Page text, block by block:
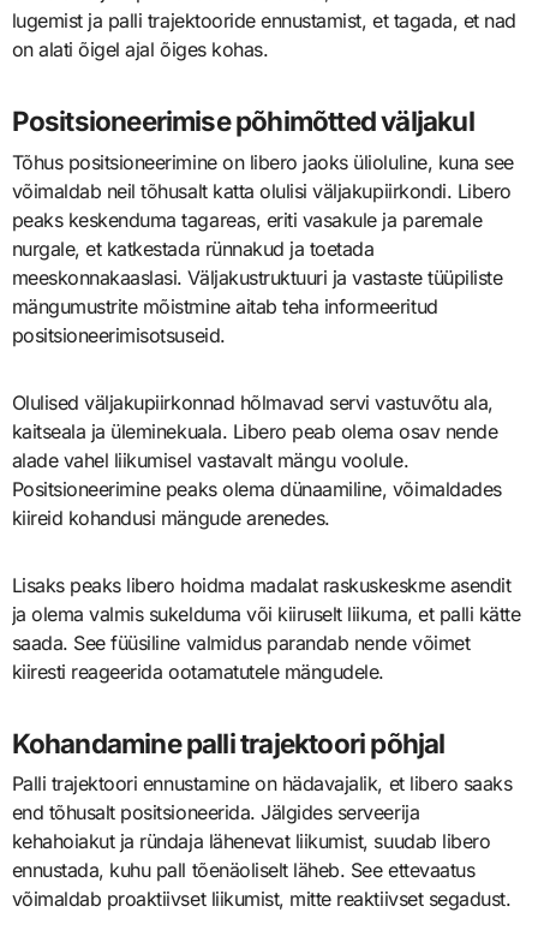
lugemist ja palli trajektooride ennustamist, et tagada, et nad
on alati õigel ajal õiges kohas.
Positsioneerimise põhimõtted väljakul
Tõhus positsioneerimine on libero jaoks ülioluline, kuna see
võimaldab neil tõhusalt katta olulisi väljakupiirkondi. Libero
peaks keskenduma tagareas, eriti vasakule ja paremale
nurgale, et katkestada rünnakud ja toetada
meeskonnakaaslasi. Väljakustruktuuri ja vastaste tüüpiliste
mängumustrite mõistmine aitab teha informeeritud
positsioneerimisotsuseid.
Olulised väljakupiirkonnad hõlmavad servi vastuvõtu ala,
kaitseala ja üleminekuala. Libero peab olema osav nende
alade vahel liikumisel vastavalt mängu voolule.
Positsioneerimine peaks olema dünaamiline, võimaldades
kiireid kohandusi mängude arenedes.
Lisaks peaks libero hoidma madalat raskuskeskme asendit
ja olema valmis sukelduma või kiiruselt liikuma, et palli kätte
saada. See füüsiline valmidus parandab nende võimet
kiiresti reageerida ootamatutele mängudele.
Kohandamine palli trajektoori põhjal
Palli trajektoori ennustamine on hädavajalik, et libero saaks
end tõhusalt positsioneerida. Jälgides serveerija
kehahoiakut ja ründaja lähenevat liikumist, suudab libero
ennustada, kuhu pall tõenäoliselt läheb. See ettevaatus
võimaldab proaktiivset liikumist, mitte reaktiivset segadust.